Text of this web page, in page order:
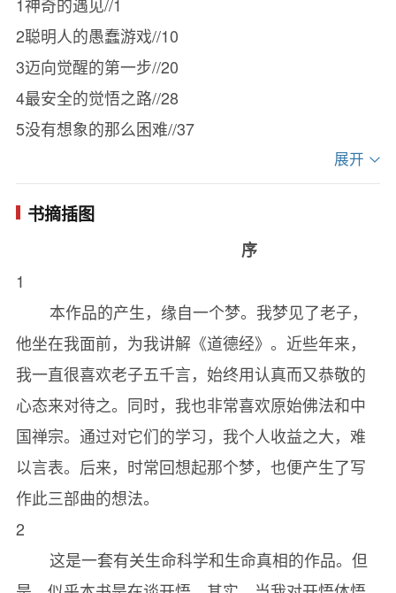
2聪明人的愚蠢游戏//10
3迈向觉醒的第一步//20
4最安全的觉悟之路//28
5没有想象的那么困难//37
7什么不是开悟（二）//54
8什么不是开悟（三）//63
10第一个真相//77
11第二个真相//89
12第三个真相//100
13人类痛苦的根源//110
14唯一的假相//122
15真相背后的真相//129
16一个终极问题//139
17掀开虚幻的面纱//146
18无法想象的世界//156
19挣脱命运的牢笼//165
展开
书摘插图
序
1
本作品的产生，缘自一个梦。我梦见了老子，
他坐在我面前，为我讲解《道德经》。近些年来，
我一直很喜欢老子五千言，始终用认真而又恭敬的
心态来对待之。同时，我也非常喜欢原始佛法和中
国禅宗。通过对它们的学习，我个人收益之大，难
以言表。后来，时常回想起那个梦，也便产生了写
作此三部曲的想法。
2
这是一套有关生命科学和生命真相的作品。但